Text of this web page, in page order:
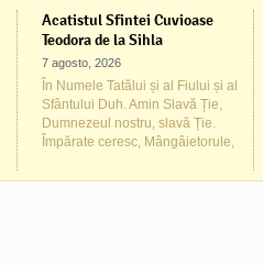
Acatistul Sfintei Cuvioase
Teodora de la Sihla
7 agosto, 2026
În Numele Tatălui și al Fiului și al
Sfântului Duh. Amin Slavă Ție,
Dumnezeul nostru, slavă Ție.
Împărate ceresc, Mângâietorule,